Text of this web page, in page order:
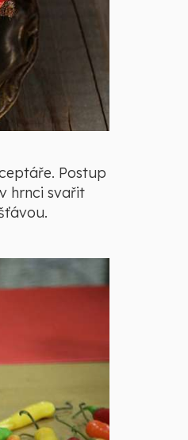
Postup
hrnci svařit